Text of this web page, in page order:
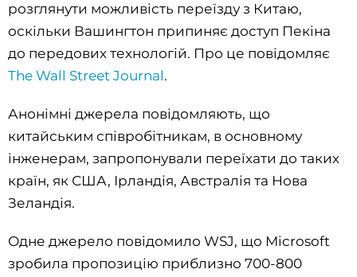
розглянути можливість переїзду з Китаю,
оскільки Вашингтон припиняє доступ Пекіна
до передових технологій. Про це повідомляє
The Wall Street Journal.
Анонімні джерела повідомляють, що
китайським співробітникам, в основному
інженерам, запропонували переїхати до таких
країн, як США, Ірландія, Австралія та Нова
Зеландія.
Одне джерело повідомило WSJ, що Microsoft
зробила пропозицію приблизно 700-800